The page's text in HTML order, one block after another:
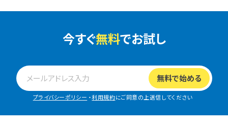
今すぐ無料でお試し
プライバシーポリシー ・利用規約にご同意の上送信してください